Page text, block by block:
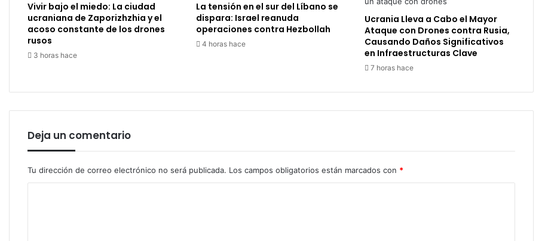
Vivir bajo el miedo: La ciudad
ucraniana de Zaporizhzhia y el
acoso constante de los drones
rusos
3 horas hace
La tensión en el sur del Líbano se
dispara: Israel reanuda
operaciones contra Hezbollah
4 horas hace
Ucrania Lleva a Cabo el Mayor
Ataque con Drones contra Rusia,
Causando Daños Significativos
en Infraestructuras Clave
7 horas hace
Deja un comentario
Tu dirección de correo electrónico no será publicada. Los campos obligatorios están marcados con *